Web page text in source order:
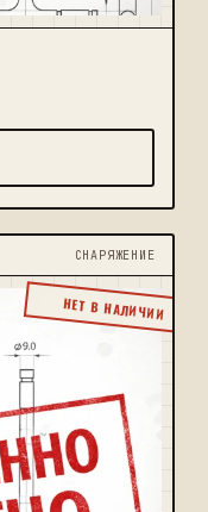
CНАРЯЖЕНИЕ
НЕТ В НАЛИЧИИ